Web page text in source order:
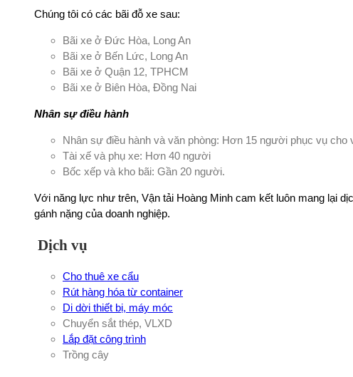
Chúng tôi có các bãi đỗ xe sau:
Bãi xe ở Đức Hòa, Long An
Bãi xe ở Bến Lức, Long An
Bãi xe ở Quận 12, TPHCM
Bãi xe ở Biên Hòa, Đồng Nai
Nhân sự điều hành
Nhân sự điều hành và văn phòng: Hơn 15 người phục vụ
Tài xế và phụ xe: Hơn 40 người
Bốc xếp và kho bãi: Gần 20 người.
Với năng lực như trên, Vận tải Hoàng Minh cam kết luôn mang lại
gánh nặng của doanh nghiệp.
Dịch vụ
Cho thuê xe cẩu
Rút hàng hóa từ container
Di dời thiết bị, máy móc
Chuyển sắt thép, VLXD
Lắp đặt công trình
Trồng cây